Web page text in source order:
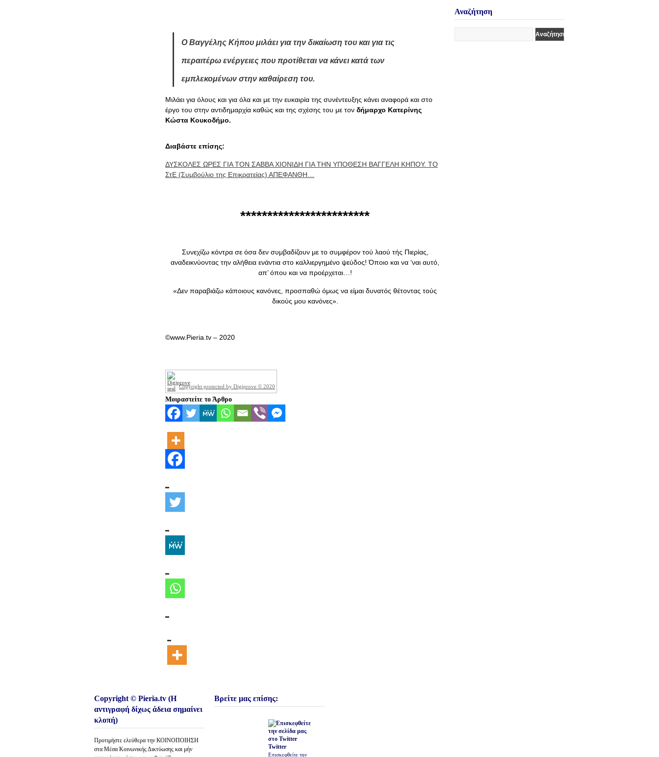
Ο Βαγγέλης Κήπου μιλάει για την δικαίωση του και για τις
περαιτέρω ενέργειες που προτίθεται να κάνει κατά των
εμπλεκομένων στην καθαίρεση του.
Μιλάει για όλους και για όλα και με την ευκαιρία της συνέντευξης κάνει αναφορά και στο
έργο του στην αντιδημαρχία καθώς και της σχέσης του με τον δήμαρχο Κατερίνης
Κώστα Κουκοδήμο.
Διαβάστε επίσης:
ΔΥΣΚΟΛΕΣ ΩΡΕΣ ΓΙΑ ΤΟΝ ΣΑΒΒΑ ΧΙΟΝΙΔΗ ΓΙΑ ΤΗΝ ΥΠΟΘΕΣΗ ΒΑΓΓΕΛΗ ΚΗΠΟΥ. ΤΟ
ΣτΕ (Συμβούλιο της Επικρατείας) ΑΠΕΦΑΝΘΗ…
************************
Συνεχίζω κόντρα σε όσα δεν συμβαδίζουν με το συμφέρον τού λαού τής Πιερίας,
αναδεικνύοντας την αλήθεια ενάντια στο καλλιεργημένο ψεύδος! Όποιο και να ‘ναι αυτό,
απ’ όπου και να προέρχεται…!
«Δεν παραβιάζω κάποιους κανόνες, προσπαθώ όμως να είμαι δυνατός θέτοντας τούς
δικούς μου κανόνες».
©www.Pieria.tv – 2020
Copyright protected by Digiprove © 2020
Μοιραστείτε το Άρθρο
Άρθρων
Αναζήτηση
Copyright © Pieria.tv (Η
αντιγραφή δίχως άδεια σημαίνει
κλοπή)
Προτιμήστε ελεύθερα την ΚΟΙΝΟΠΟΙΗΣΗ
στα Μέσα Κοινωνικής Δικτύωσης και μήν
Βρείτε μας επίσης:
Twitter
Επισκεφθείτε την